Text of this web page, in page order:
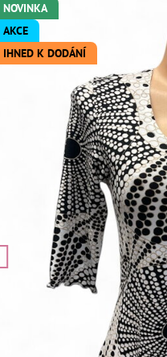
NOVINKA
AKCE
IHNED K DODÁNÍ